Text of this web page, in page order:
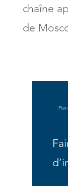
chaîne
de